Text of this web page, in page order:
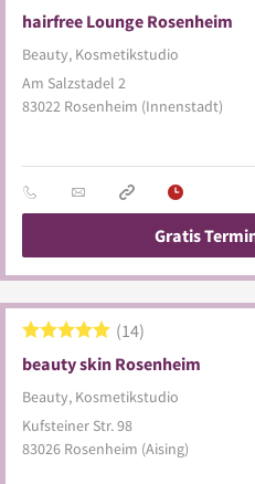
hairfree Lounge Rosenheim
Beauty, Kosmetikstudio
Am Salzstadel 2
83022 Rosenheim (Innenstadt)
Gratis
beauty skin Rosenheim
Beauty, Kosmetikstudio
14
Kufsteiner Str. 98
83026 Rosenheim (Aising)